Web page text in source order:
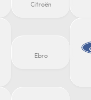
Citroën
Ebro